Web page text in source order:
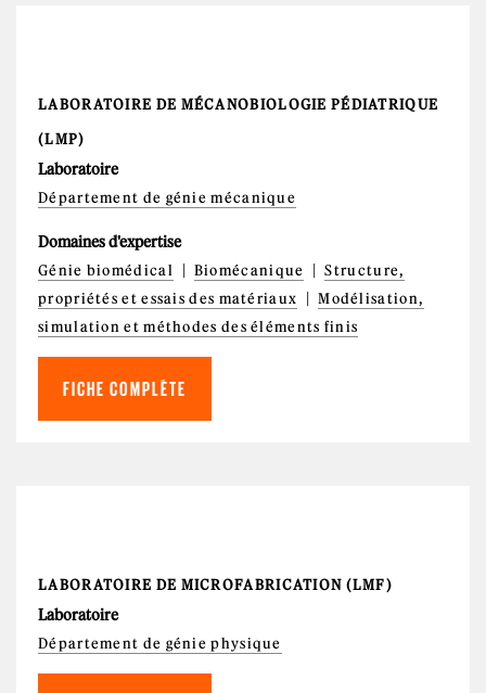
LABORATOIRE DE MÉCANOBIOLOGIE PÉDIATRIQUE
(LMP)
Laboratoire
Département de génie mécanique
Domaines d'expertise
Génie biomédical Biomécanique
Structure,
propriétés et essais des matériaux
Modélisation,
simulation et méthodes des éléments finis
FICHE COMPLÈTE
LABORATOIRE DE MICROFABRICATION (LMF)
Laboratoire
Département de génie physique